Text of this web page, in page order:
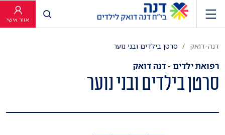
פתח חיפוש
אזור אישי
דנה-דואק סרטן בילדים ובני נוער
רפואת ילדים - דנה דואק
סרטן בילדים ובני נוער